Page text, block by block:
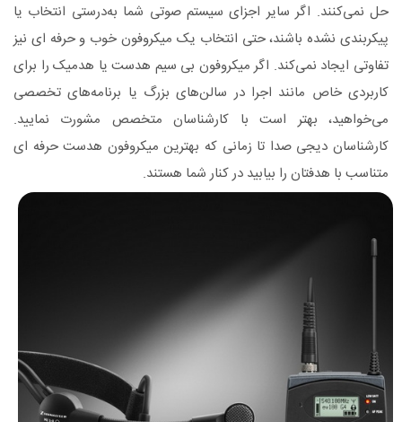
حل نمی‌کنند. اگر سایر اجزای سیستم صوتی شما به‌درستی انتخاب یا
پیکربندی نشده باشند، حتی انتخاب یک میکروفون خوب و حرفه ای نیز
تفاوتی ایجاد نمی‌کند. اگر میکروفون بی سیم هدست یا هدمیک را برای
کاربردی خاص مانند اجرا در سالن‌های بزرگ یا برنامه‌های تخصصی
می‌خواهید، بهتر است با کارشناسان متخصص مشورت نمایید.
کارشناسان دیجی صدا تا زمانی که بهترین میکروفون هدست حرفه ای
متناسب با هدفتان را بیابید در کنار شما هستند.